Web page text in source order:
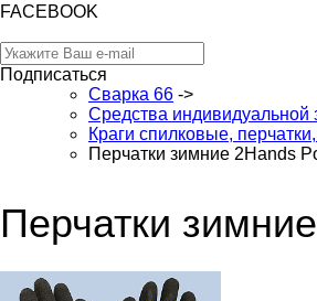
FACEBOOK
Подписаться
Сварка 66 ->
Средства
Краги спилковые,
Перчатки зимние 2Hands
Перчатки